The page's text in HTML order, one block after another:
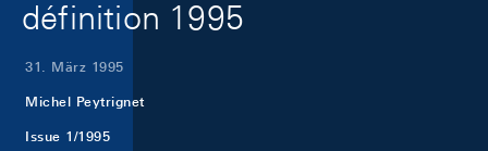
définition 1995
31. März 1995
Michel Peytrignet
Issue 1/1995